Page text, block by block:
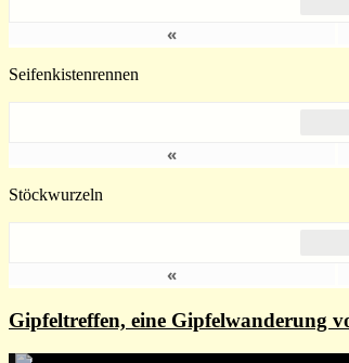
«
Seifenkistenrennen
«
Stöckwurzeln
«
Gipfeltreffen, eine Gipfelwanderung